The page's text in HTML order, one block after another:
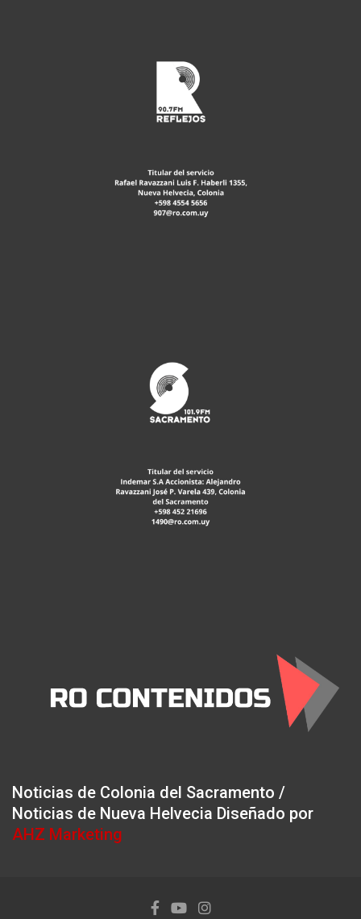
Noticias de Colonia del Sacramento /
Noticias de Nueva Helvecia Diseñado por
AHZ Marketing